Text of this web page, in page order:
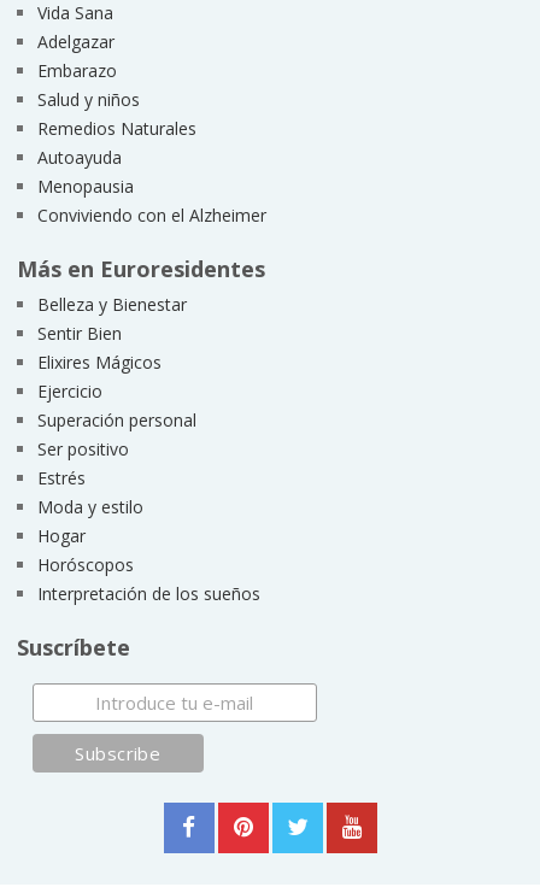
Vida Sana
Adelgazar
Embarazo
Salud y niños
Remedios Naturales
Autoayuda
Menopausia
Conviviendo con el Alzheimer
Más en Euroresidentes
Belleza y Bienestar
Sentir Bien
Elixires Mágicos
Ejercicio
Superación personal
Ser positivo
Estrés
Moda y estilo
Hogar
Horóscopos
Interpretación de los sueños
Suscríbete